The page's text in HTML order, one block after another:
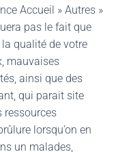
Accueil » Autres »
pas le fait que
qualité de votre
mauvaises
ainsi que des
qui parait site
ressources
lorsqu’on en
un malades,